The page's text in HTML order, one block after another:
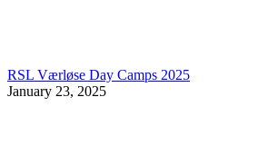
RSL Værløse Day Camps 2025
January 23, 2025